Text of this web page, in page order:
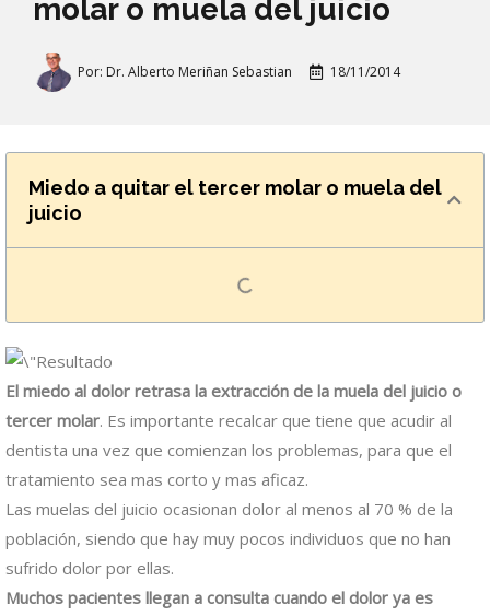
molar o muela del juicio
Por: Dr. Alberto Meriñan Sebastian 18/11/2014
Miedo a quitar el tercer molar o muela del
juicio
El miedo al dolor retrasa la extracción de la muela del juicio o
tercer molar. Es importante recalcar que tiene que acudir al
dentista una vez que comienzan los problemas, para que el
tratamiento sea mas corto y mas aficaz.
Las muelas del juicio ocasionan dolor al menos al 70 % de la
población, siendo que hay muy pocos individuos que no han
sufrido dolor por ellas.
Muchos pacientes llegan a consulta cuando el dolor ya es